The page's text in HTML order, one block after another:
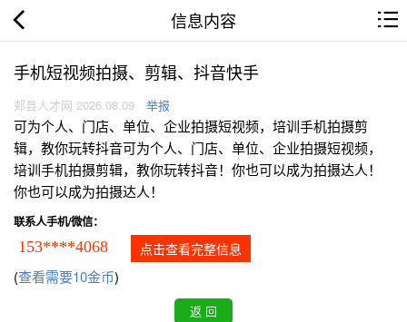
信息内容
手机短视频拍摄、剪辑、抖音快手
郏县人才网 2026.08.09 举报
可为个人、门店、单位、企业拍摄短视频，培训手机拍摄剪
辑，教你玩转抖音可为个人、门店、单位、企业拍摄短视频，
培训手机拍摄剪辑，教你玩转抖音！你也可以成为拍摄达人！
你也可以成为拍摄达人！
联系人手机/微信：
153****4068 点击查看完整信息
(查看需要10金币)